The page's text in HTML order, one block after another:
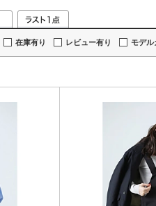
在庫有り レビュー有り モデル